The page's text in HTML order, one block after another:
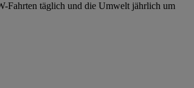
Fahrten täglich und die Umwelt jährlich um